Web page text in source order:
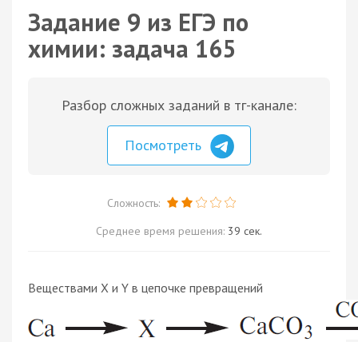
Задание 9 из ЕГЭ по
химии: задача 165
Разбор сложных заданий в тг-канале:
Посмотреть
Сложность:
Среднее время решения: 39 сек.
Веществами X и Y в цепочке превращений